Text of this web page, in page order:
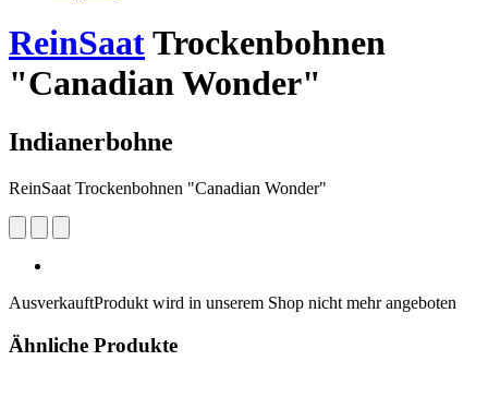
ReinSaatTrockenbohnen
"Canadian Wonder"
Indianerbohne
ReinSaat Trockenbohnen "Canadian Wonder"
AusverkauftProdukt wird in unserem Shop nicht mehr angeboten
Ähnliche Produkte